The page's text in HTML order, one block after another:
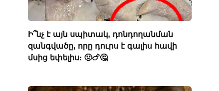
Ի՞նչ է այն սպիտակ, դոնդողանման
զանգվածը, որը դուրս է գալիս հավի
մսից եփելիս։ 🤢🍗🤔